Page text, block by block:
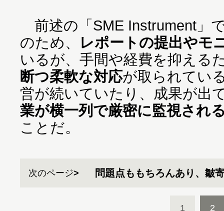
前述の「SME Instrument」
のため、
レポートの提出やモ
いるが、手間や経費を抑える
断つ柔軟な対応が取られてい
営が続いていたり、成果が出
業が横一列で厳密に監視され
ことだ。
次のページ 問題点ももちろんあり、皺
1 2